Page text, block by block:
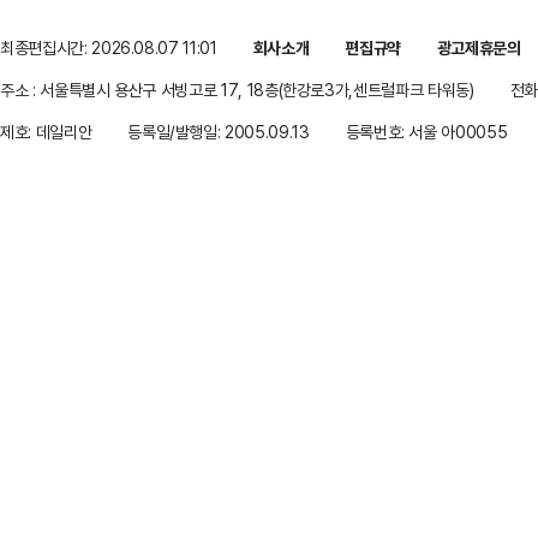
최종편집시간: 2026.08.07 11:01 회사소개 편집규약
광고제휴문의
주소 : 서울특별시 용산구 서빙고로 17, 18층(한강로3가,센트럴파크 타워동)
전
제호: 데일리안
등록일/발행일: 2005.09.13 등록번호: 서울 아00055